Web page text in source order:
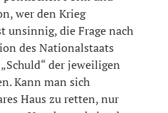
wer den Krieg
unsinnig, die Frage nach
des Nationalstaats
der jeweiligen
Kann man sich
Haus zu retten, nur